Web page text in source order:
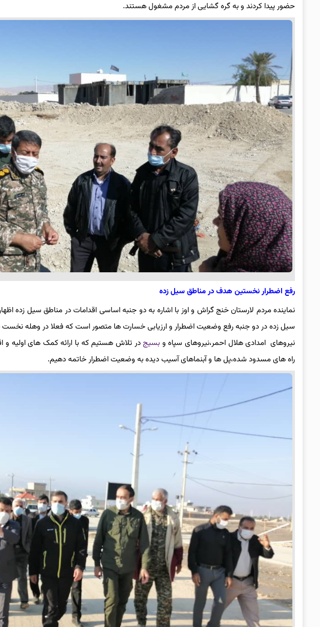
حضور پیدا کردند و به گره گشایی از مردم مشغول هستند.
رفع اضطرار نخستین هدف در مناطق سیل زده
نماینده مردم لارستان خنج گراش و اوز با اشاره به دو جنبه اساسی اقدامات در مناطق سیل زده
سیل زده در دو جنبه رفع وضعیت اضطرار و ارزیابی خسارت ها متصور است که فعلا در وهله نخست
نیروهای امدادی هلال احمر،نیروهای سپاه و بسیجدر تلاش هستیم که با ارائه کمک های اولیه و
راه های مسدود شده،پل ها و آبنماهای آسیب دیده به وضعیت اضطرار خاتمه دهیم‌.